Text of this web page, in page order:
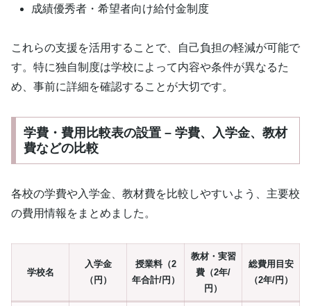
成績優秀者・希望者向け給付金制度
これらの支援を活用することで、自己負担の軽減が可能で
す。特に独自制度は学校によって内容や条件が異なるた
め、事前に詳細を確認することが大切です。
学費・費用比較表の設置 – 学費、入学金、教材
費などの比較
各校の学費や入学金、教材費を比較しやすいよう、主要校
の費用情報をまとめました。
学校名
入学金
（円）
授業料（2
年合計/円）
教材・実習
費（2年/
円）
総費用目安
（2年/円）